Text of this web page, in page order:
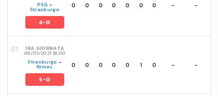
PSG -
Strasburgo
4-0
0 0 0 0 0 0 0 - -
18A GIORNATA
06/01/2021 18:00
Strasburgo -
Nimes
5-0
0 0 0 0 0 1 0 - -